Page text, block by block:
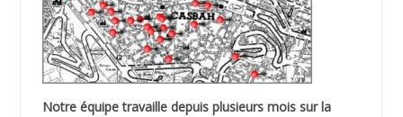
Notre équipe travaille depuis plusieurs mois sur la